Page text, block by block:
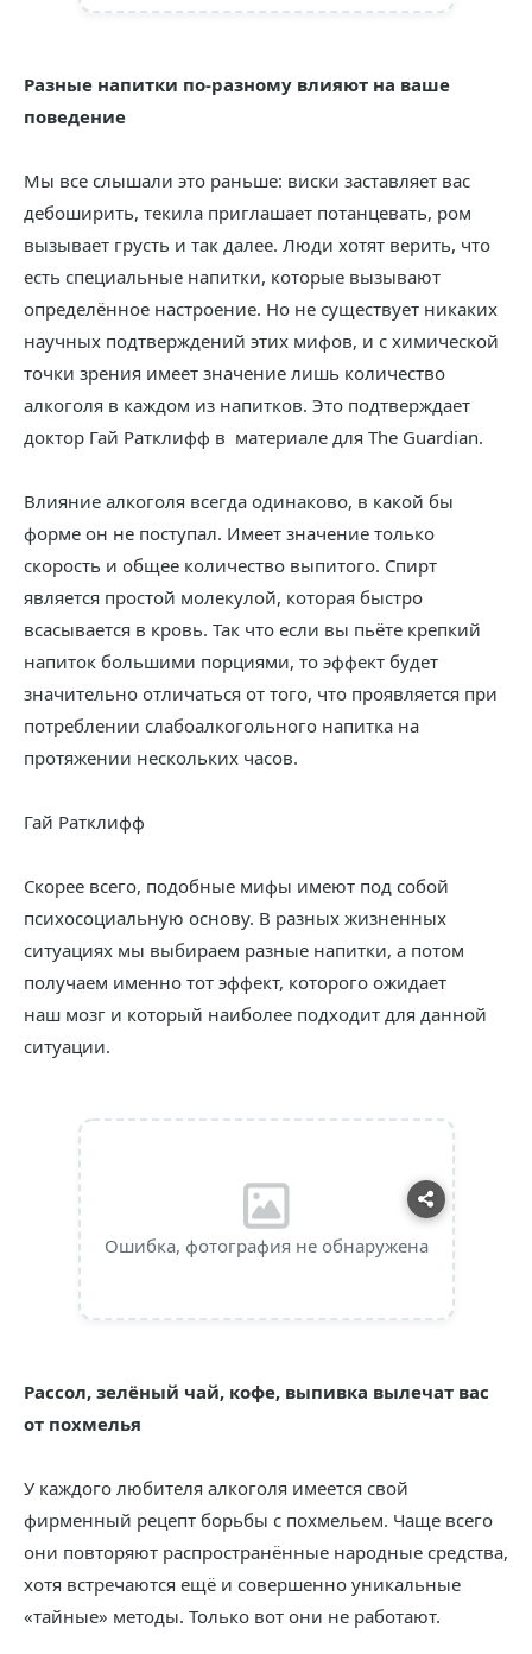
Разные напитки по-разному влияют на ваше
поведение
Мы все слышали это раньше: виски заставляет вас
дебоширить, текила приглашает потанцевать, ром
вызывает грусть и так далее. Люди хотят верить, что
есть специальные напитки, которые вызывают
определённое настроение. Но не существует никаких
научных подтверждений этих мифов, и с химической
точки зрения имеет значение лишь количество
алкоголя в каждом из напитков. Это подтверждает
доктор Гай Ратклифф в материале для The Guardian.
Влияние алкоголя всегда одинаково, в какой бы
форме он не поступал. Имеет значение только
скорость и общее количество выпитого. Спирт
является простой молекулой, которая быстро
всасывается в кровь. Так что если вы пьёте крепкий
напиток большими порциями, то эффект будет
значительно отличаться от того, что проявляется при
потреблении слабоалкогольного напитка на
протяжении нескольких часов.
Гай Ратклифф
Скорее всего, подобные мифы имеют под собой
психосоциальную основу. В разных жизненных
ситуациях мы выбираем разные напитки, а потом
получаем именно тот эффект, которого ожидает
наш мозг и который наиболее подходит для данной
ситуации.
Ошибка, фотография не обнаружена
Рассол, зелёный чай, кофе, выпивка вылечат вас
от похмелья
У каждого любителя алкоголя имеется свой
фирменный рецепт борьбы с похмельем. Чаще всего
они повторяют распространённые народные средства,
хотя встречаются ещё и совершенно уникальные
«тайные» методы. Только вот они не работают.